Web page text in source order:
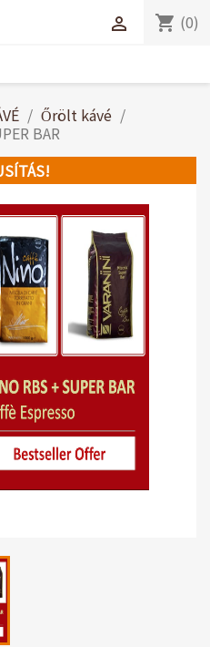
shopping_cart (0)

Őrölt kávé
BAR